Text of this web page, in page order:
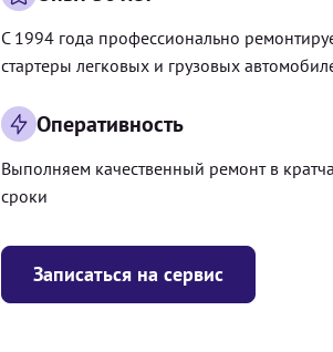
Записаться на сервис
С 1994 года профессионально
стартеры легковых и грузовых
Оперативность
Выполняем качественный ремонт в
сроки